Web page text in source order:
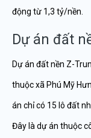
động từ 1,3 tỷ/nền.
Dự án đất
Dự án đất nền Z-
thuộc xã Phú Mỹ
án chỉ có 15 lô đất
Đây là dự án thuộc